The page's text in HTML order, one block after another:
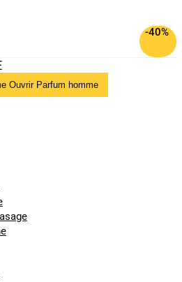
-40%
Ouvrir Parfum homme